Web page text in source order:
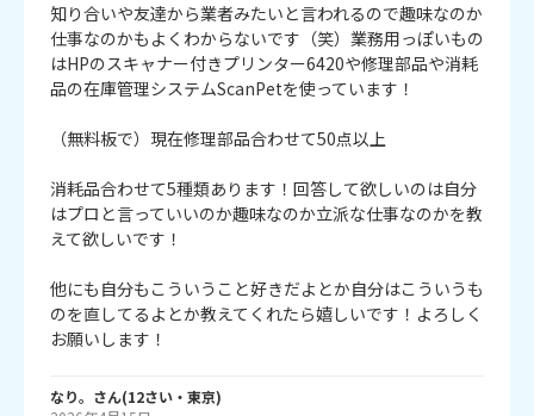
知り合いや友達から業者みたいと言われるので趣味なのか
仕事なのかもよくわからないです（笑）業務用っぽいもの
はHPのスキャナー付きプリンター6420や修理部品や消耗
品の在庫管理システムScanPetを使っています！
（無料板で）現在修理部品合わせて50点以上
消耗品合わせて5種類あります！回答して欲しいのは自分
はプロと言っていいのか趣味なのか立派な仕事なのかを教
えて欲しいです！
他にも自分もこういうこと好きだよとか自分はこういうも
のを直してるよとか教えてくれたら嬉しいです！よろしく
お願いします！
なり。 さん(12さい・ 東京)